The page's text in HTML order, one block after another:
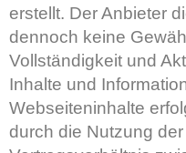
erstellt. Der Anbieter
dennoch keine
Vollständigkeit und
Inhalte und
Webseiteninhalte
durch die Nutzung